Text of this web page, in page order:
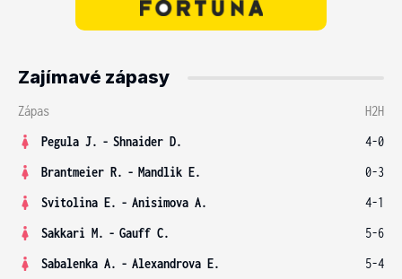
Zajímavé zápasy
Zápas
H2H
Pegula J. - Shnaider D.
4-0
Brantmeier R. - Mandlik E.
0-3
Svitolina E. - Anisimova A.
4-1
Sakkari M. - Gauff C.
5-6
Sabalenka A. - Alexandrova E.
5-4